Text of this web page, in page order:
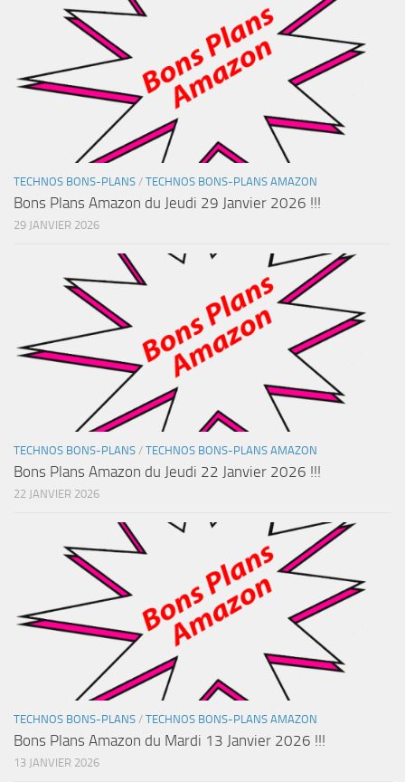
TECHNOS BONS-PLANS / TECHNOS BONS-PLANS AMAZON
Bons Plans Amazon du Jeudi 29 Janvier 2026 !!!
29 JANVIER 2026
TECHNOS BONS-PLANS / TECHNOS BONS-PLANS AMAZON
Bons Plans Amazon du Jeudi 22 Janvier 2026 !!!
22 JANVIER 2026
TECHNOS BONS-PLANS / TECHNOS BONS-PLANS AMAZON
Bons Plans Amazon du Mardi 13 Janvier 2026 !!!
13 JANVIER 2026